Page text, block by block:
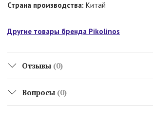
Страна производства: Китай
Другие товары бренда Pikolinos
Отзывы (0)
Вопросы (0)